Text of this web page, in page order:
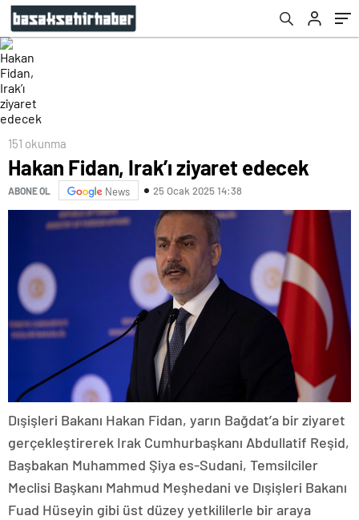
151 okunma
Hakan Fidan, Irak’ı ziyaret edecek
ABONE OL News 25 Ocak 2025 14:38
Dışişleri Bakanı Hakan Fidan, yarın Bağdat’a bir ziyaret
gerçekleştirerek Irak Cumhurbaşkanı Abdullatif Reşid,
Başbakan Muhammed Şiya es-Sudani, Temsilciler
Meclisi Başkanı Mahmud Meşhedani ve Dışişleri Bakanı
Fuad Hüseyin gibi üst düzey yetkililerle bir araya